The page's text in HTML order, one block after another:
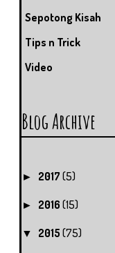
Sepotong Kisah
Tips n Trick
Video
Blog Archive
► 2017 (5)
► 2016 (15)
▼ 2015 (75)